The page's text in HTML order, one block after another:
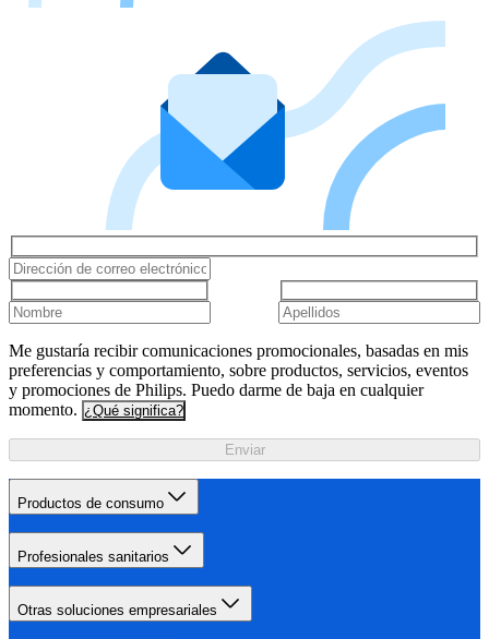
Me gustaría recibir comunicaciones promocionales, basadas en mis
preferencias y comportamiento, sobre productos, servicios, eventos
y promociones de Philips. Puedo darme de baja en cualquier
momento. ¿Qué significa?
Enviar
Productos de consumo
Profesionales sanitarios
Otras soluciones empresariales